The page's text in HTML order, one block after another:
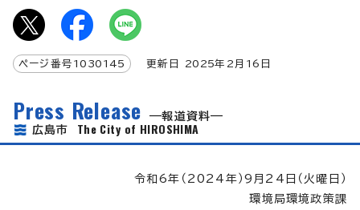
ページ番号 1030145 更新日 2025年2月 16 日
Press Release
報道資料
広島市 The City of HIROSHIMA
令和6年（2024年）9月24日（火曜日）
環境局環境政策課